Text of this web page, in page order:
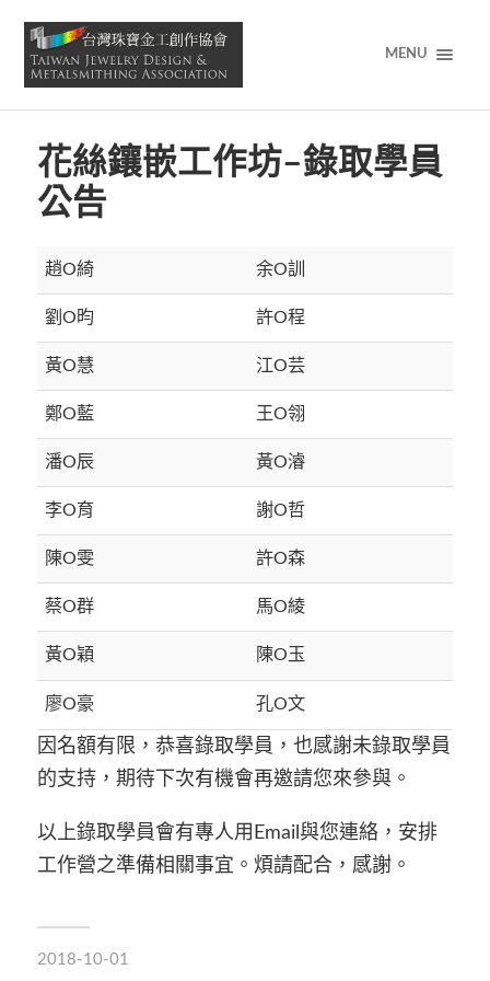
MENU
花絲鑲嵌工作坊–錄取學員
公告
趙O綺 余O訓
劉O昀 許O程
黃O慧 江O芸
鄭O藍 王O翎
潘O辰 黃O濬
李O育 謝O哲
陳O雯 許O森
蔡O群 馬O綾
黃O穎 陳O玉
廖O豪 孔O文
因名額有限，恭喜錄取學員，也感謝未錄取學員
的支持，期待下次有機會再邀請您來參與。
以上錄取學員會有專人用Email與您連絡，安排
工作營之準備相關事宜。煩請配合，感謝。
2018-10-01